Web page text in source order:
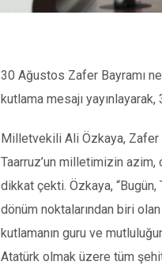
30 Ağustos Zafer Bayramı
kutlama mesajı
Milletvekili Ali Özkaya, Zafer
Taarruz’un milletimizin
dikkat çekti. Özkaya,
dönüm noktalarından biri
kutlamanın guru ve
Atatürk olmak üzere tüm